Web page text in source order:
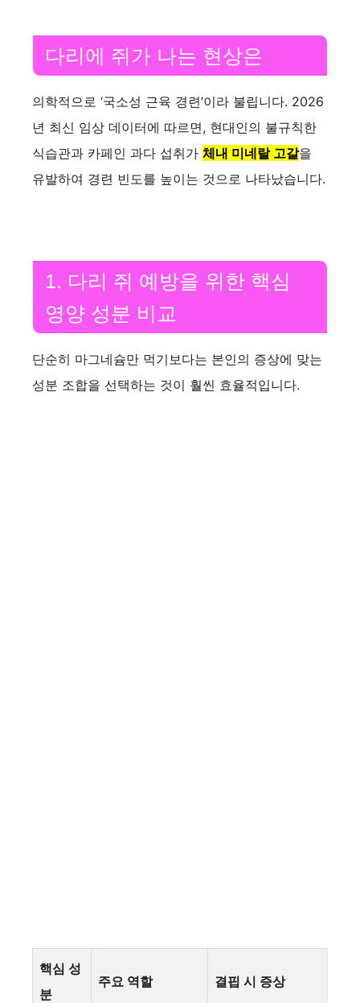
다리에 쥐가 나는 현상은
의학적으로 ‘국소성 근육 경련’이라 불립니다. 2026
년 최신 임상 데이터에 따르면, 현대인의 불규칙한
식습관과 카페인 과다 섭취가 체내 미네랄 고갈을
유발하여 경련 빈도를 높이는 것으로 나타났습니다.
1. 다리 쥐 예방을 위한 핵심
영양 성분 비교
단순히 마그네슘만 먹기보다는 본인의 증상에 맞는
성분 조합을 선택하는 것이 훨씬 효율적입니다.
핵심 성
분
주요 역할 결핍 시 증상